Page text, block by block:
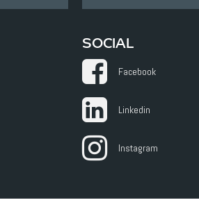
SOCIAL
Facebook
Linkedin
Instagram